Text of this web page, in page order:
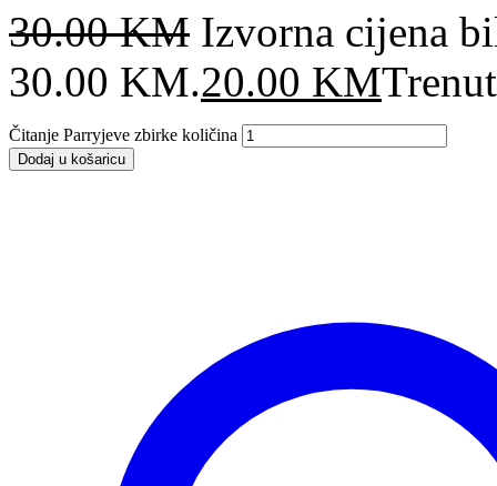
30.00KM Izvorna cijena
30.00 KM.20.00 KM
Čitanje Parryjeve zbirke količina
Dodaj u košaricu